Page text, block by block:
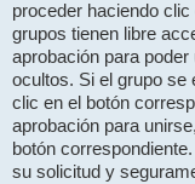
proceder haciendo
grupos tienen libre
aprobación para
ocultos. Si el grupo se
clic en el botón
aprobación para
botón
su solicitud y